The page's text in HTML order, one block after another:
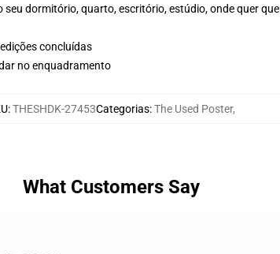
dormitório, quarto, escritório, estúdio, onde quer que
concluídas
no enquadramento
:THESHDK-27453Categorias:The Used Poster,
What Customers Say